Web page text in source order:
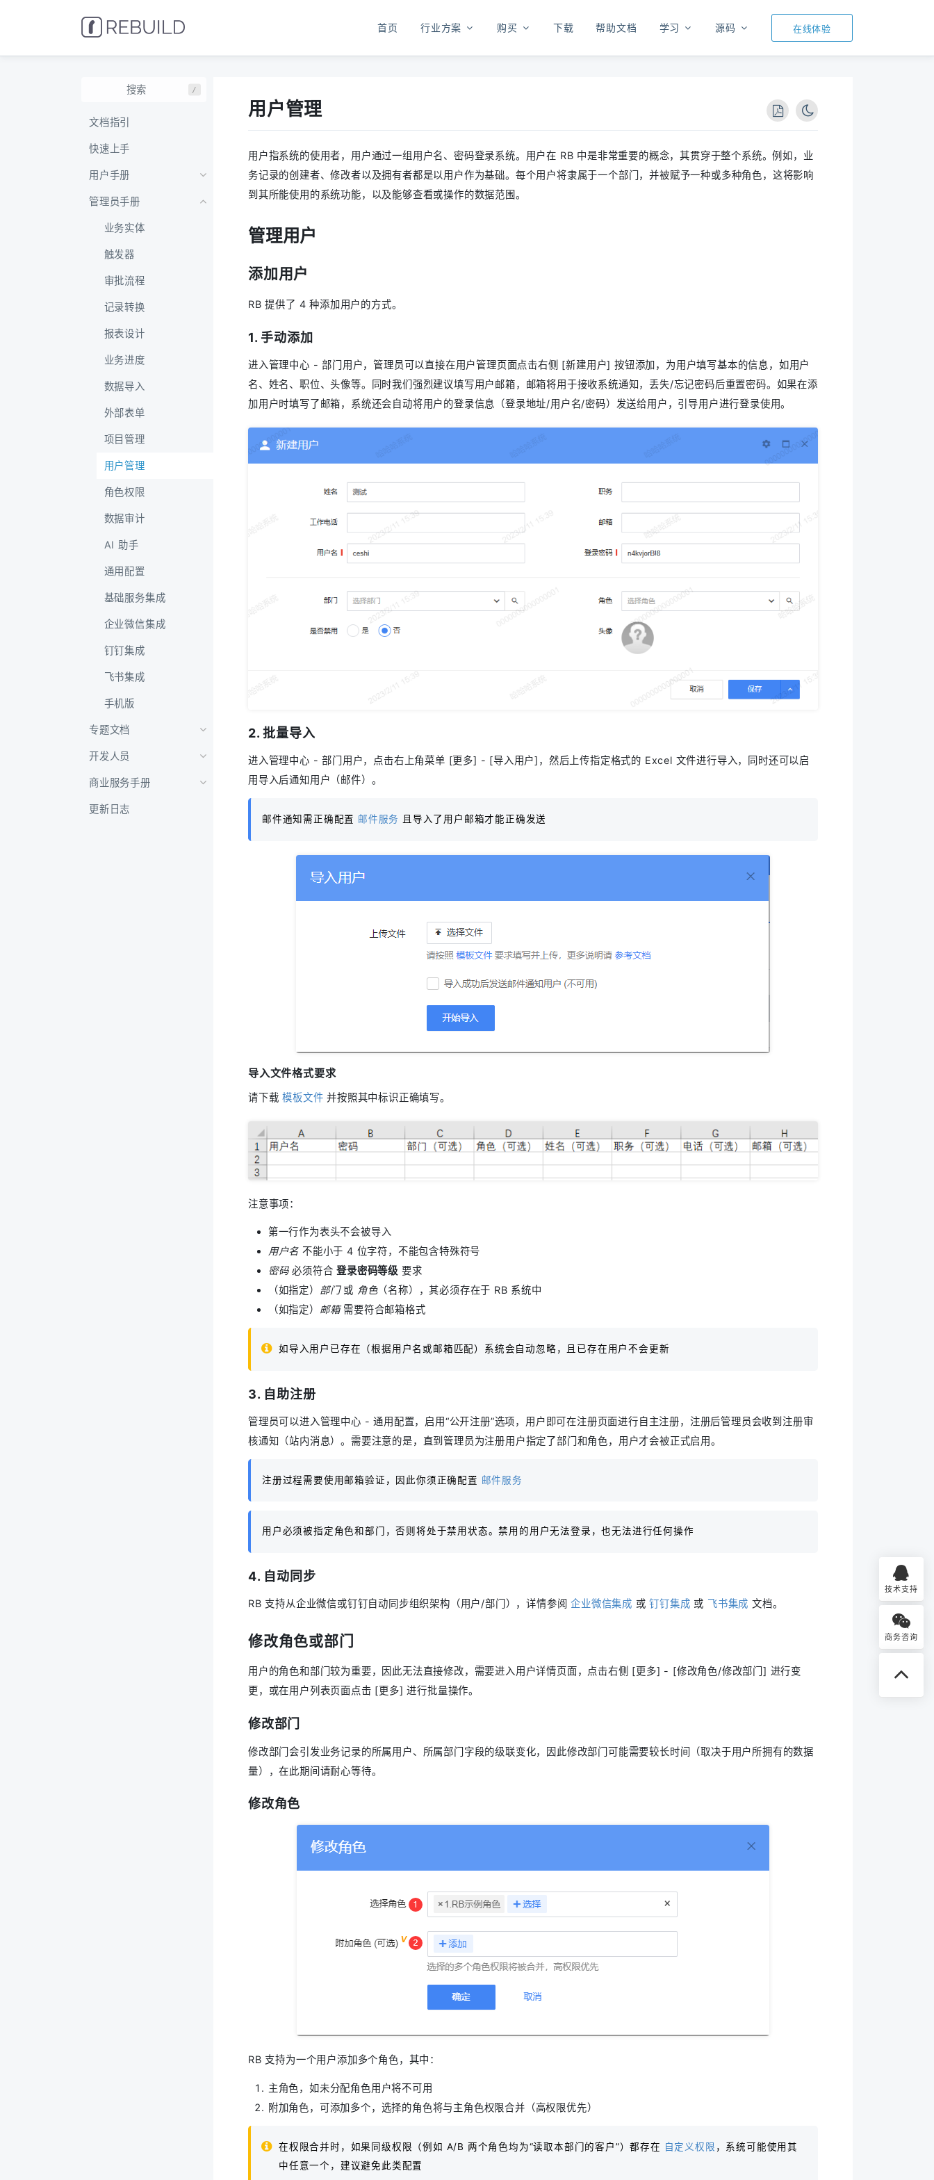
首页 行业方案 购买 下载 帮助文档 学习 源码 在线体验
/
文档指引
快速上手
用户手册
管理员手册
业务实体
触发器
审批流程
记录转换
报表设计
业务进度
数据导入
外部表单
项目管理
用户管理
角色权限
数据审计
AI 助手
通用配置
基础服务集成
企业微信集成
钉钉集成
飞书集成
手机版
专题文档
开发人员
商业服务手册
更新日志
用户管理
用户指系统的使用者，用户通过一组用户名、密码登录系统。用户在 RB 中是非常重要的概念，其贯穿于整个系统。例如，业
务记录的创建者、修改者以及拥有者都是以用户作为基础。每个用户将隶属于一个部门，并被赋予一种或多种角色，这将影响
到其所能使用的系统功能，以及能够查看或操作的数据范围。
管理用户
添加用户
RB 提供了 4 种添加用户的方式。
1. 手动添加
进入管理中心 - 部门用户，管理员可以直接在用户管理页面点击右侧 [新建用户] 按钮添加，为用户填写基本的信息，如用户
名、姓名、职位、头像等。同时我们强烈建议填写用户邮箱，邮箱将用于接收系统通知，丢失/忘记密码后重置密码。如果在添
加用户时填写了邮箱，系统还会自动将用户的登录信息（登录地址/用户名/密码）发送给用户，引导用户进行登录使用。
2. 批量导入
进入管理中心 - 部门用户，点击右上角菜单 [更多] - [导入用户]，然后上传指定格式的 Excel 文件进行导入，同时还可以启
用导入后通知用户（邮件）。
邮件通知需正确配置 邮件服务 且导入了用户邮箱才能正确发送
导入文件格式要求
请下载模板文件 并按照其中标识正确填写。
注意事项：
第一行作为表头不会被导入
用户名 不能小于 4 位字符，不能包含特殊符号
密码必须符合登录密码等级 要求
（如指定）
部门或 角色（名称），其必须存在于 RB 系统中
（如指定） 邮箱需要符合邮箱格式
如导入用户已存在（根据用户名或邮箱匹配）系统会自动忽略，且已存在用户不会更新
3. 自助注册
管理员可以进入管理中心 - 通用配置，启用“公开注册”选项，用户即可在注册页面进行自主注册，注册后管理员会收到注册审
核通知（站内消息）。需要注意的是，直到管理员为注册用户指定了部门和角色，用户才会被正式启用。
注册过程需要使用邮箱验证，因此你须正确配置 邮件服务
用户必须被指定角色和部门，否则将处于禁用状态。禁用的用户无法登录，也无法进行任何操作
4. 自动同步
RB 支持从企业微信或钉钉自动同步组织架构（用户/部门），详情参阅企业微信集成 或钉钉集成 或 飞书集成 文档。
修改角色或部门
用户的角色和部门较为重要，因此无法直接修改，需要进入用户详情页面，点击右侧 [更多] - [修改角色/修改部门] 进行变
更，或在用户列表页面点击 [更多] 进行批量操作。
修改部门
修改部门会引发业务记录的所属用户、所属部门字段的级联变化，因此修改部门可能需要较长时间（取决于用户所拥有的数据
量），在此期间请耐心等待。
修改角色
RB 支持为一个用户添加多个角色，其中：
主角色，如未分配角色用户将不可用
附加角色，可添加多个，选择的角色将与主角色权限合并（高权限优先）
在权限合并时，如果同级权限（例如 A/B 两个角色均为“读取本部门的客户”）都存在 自定义权限 ，系统可能使用其
中任意一个，建议避免此类配置
技术支持
商务咨询